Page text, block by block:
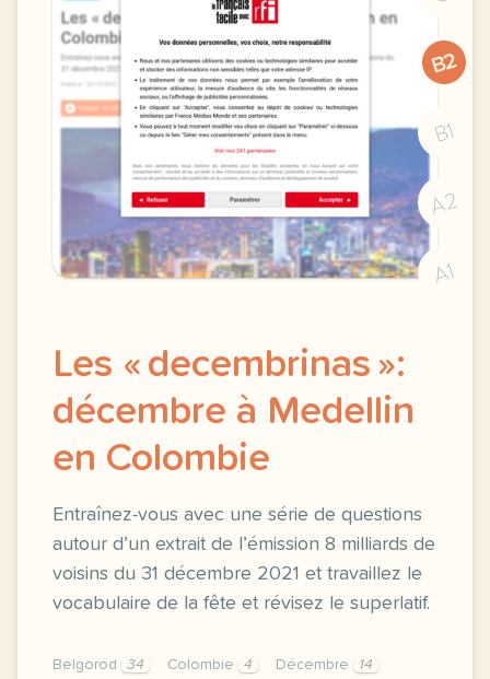
B2
B1
A2
A1
Les « decembrinas »:
décembre à Medellin
en Colombie
Entraînez-vous avec une série de questions
autour d’un extrait de l’émission 8 milliards de
voisins du 31 décembre 2021 et travaillez le
vocabulaire de la fête et révisez le superlatif.
Belgorod 34 Colombie 4 Décembre
14